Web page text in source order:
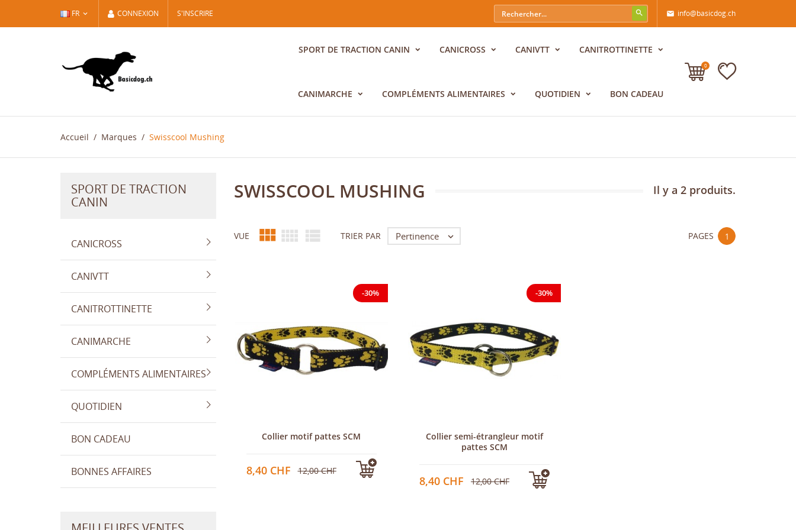
FR CONNEXION S'INSCRIRE  info@basicdog.ch
SPORT DE TRACTION CANIN CANICROSS CANIVTT CANITROTTINETTE
CANIMARCHE COMPLÉMENTS ALIMENTAIRES QUOTIDIEN BON CADEAU
0
Accueil Marques Swisscool Mushing
SPORT DE TRACTION
CANIN
CANICROSS
CANIVTT
CANITROTTINETTE
CANIMARCHE
COMPLÉMENTS ALIMENTAIRES
QUOTIDIEN
BON CADEAU
BONNES AFFAIRES
SWISSCOOL MUSHING Il y a 2 produits.
VUE    TRIER PAR Pertinence  PAGES 1
-30%
Collier motif pattes SCM
8,40 CHF 12,00 CHF
-30%
Collier semi-étrangleur motif
pattes SCM
8,40 CHF 12,00 CHF